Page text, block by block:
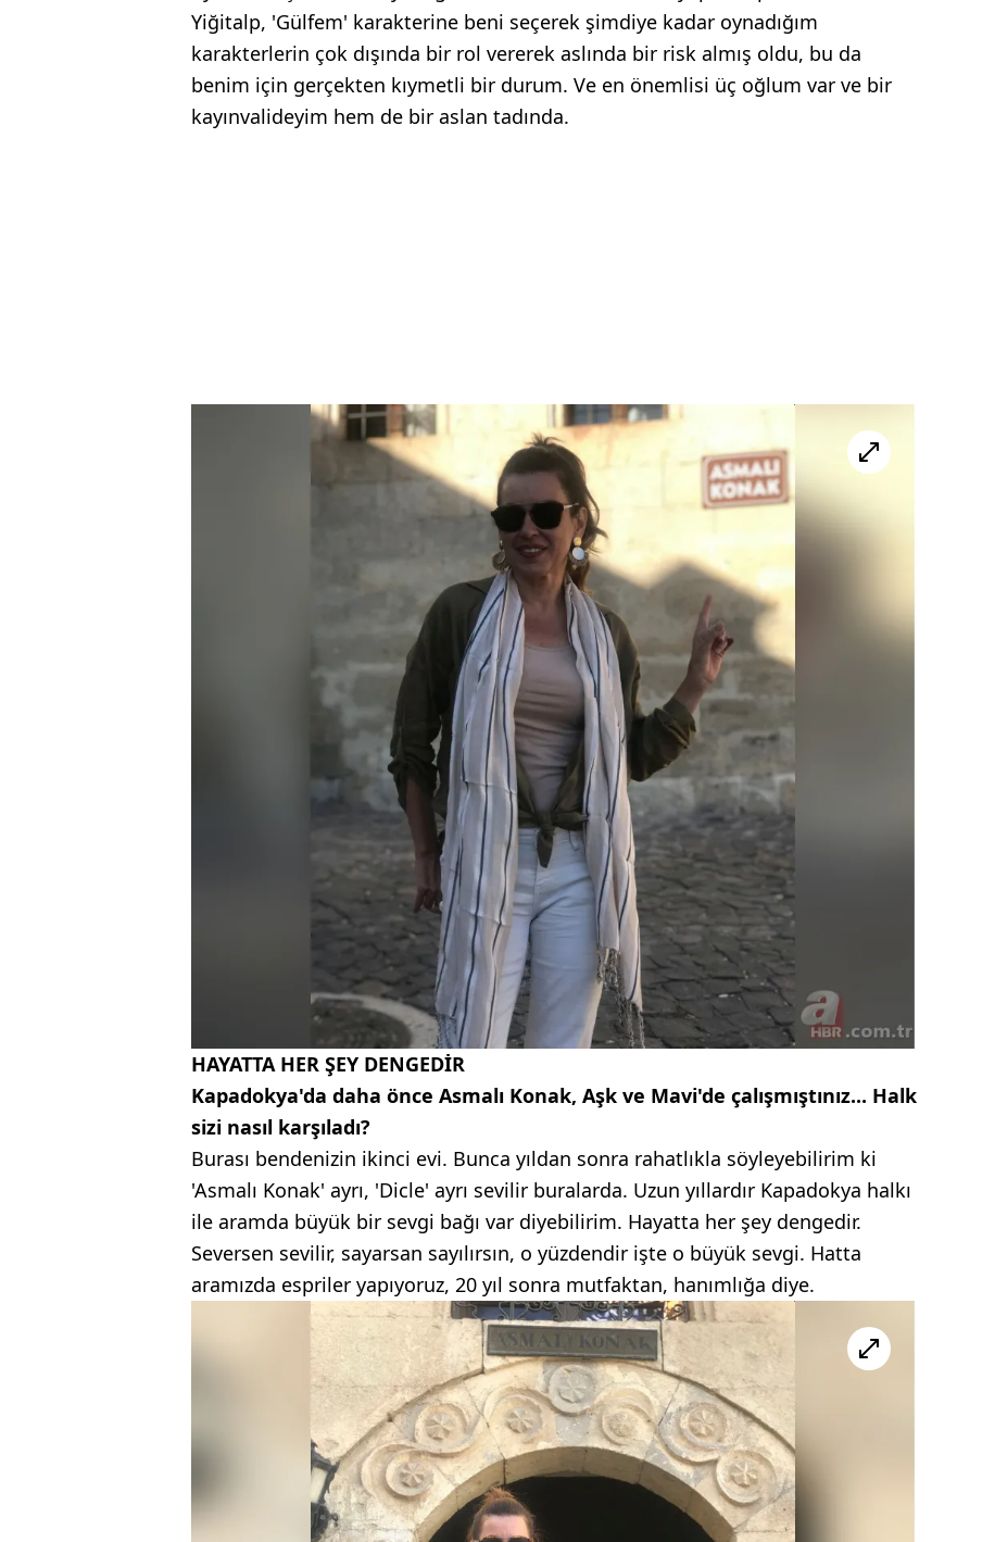
Yiğitalp, 'Gülfem' karakterine beni seçerek şimdiye kadar oynadığım
karakterlerin çok dışında bir rol vererek aslında bir risk almış oldu, bu da
benim için gerçekten kıymetli bir durum. Ve en önemlisi üç oğlum var ve bir
kayınvalideyim hem de bir aslan tadında.
HAYATTA HER ŞEY DENGEDİR
Kapadokya'da daha önce Asmalı Konak, Aşk ve Mavi'de çalışmıştınız... Halk
sizi nasıl karşıladı?
Burası bendenizin ikinci evi. Bunca yıldan sonra rahatlıkla söyleyebilirim ki
'Asmalı Konak' ayrı, 'Dicle' ayrı sevilir buralarda. Uzun yıllardır Kapadokya halkı
ile aramda büyük bir sevgi bağı var diyebilirim. Hayatta her şey dengedir.
Seversen sevilir, sayarsan sayılırsın, o yüzdendir işte o büyük sevgi. Hatta
aramızda espriler yapıyoruz, 20 yıl sonra mutfaktan, hanımlığa diye.